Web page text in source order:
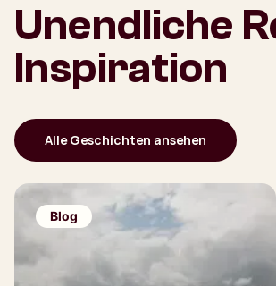
Unendliche
Inspiration
Alle Geschichten ansehen
Blog